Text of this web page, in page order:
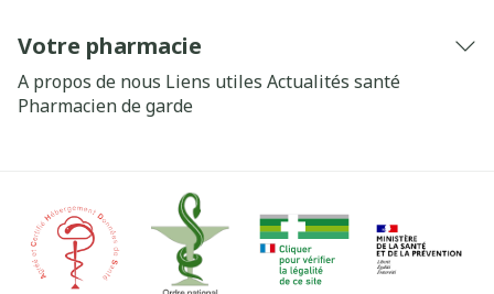
Votre pharmacie
A propos de nous Liens utiles Actualités santé
Pharmacien de garde